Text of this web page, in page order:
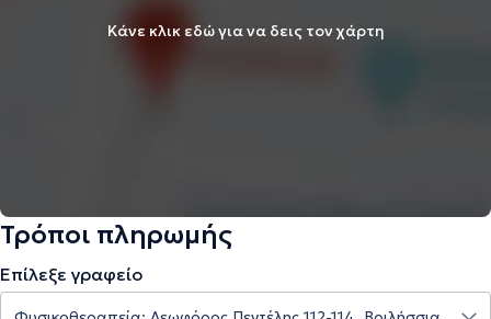
Κάνε κλικ εδώ για να δεις τον χάρτη
Τρόποι πληρωμής
Επίλεξε γραφείο